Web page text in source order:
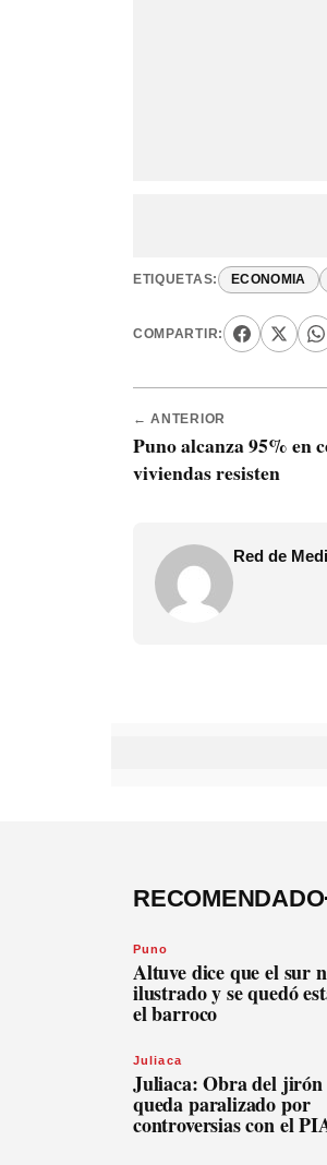
ETIQUETAS: ECONOMIA
COMPARTIR:
← ANTERIOR
Puno alcanza 95% en
viviendas resisten
Red de
RECOMENDADO
Puno
Altuve dice que el sur
ilustrado y se quedó
el barroco
Juliaca
Juliaca: Obra del jirón
queda paralizado por
controversias con el